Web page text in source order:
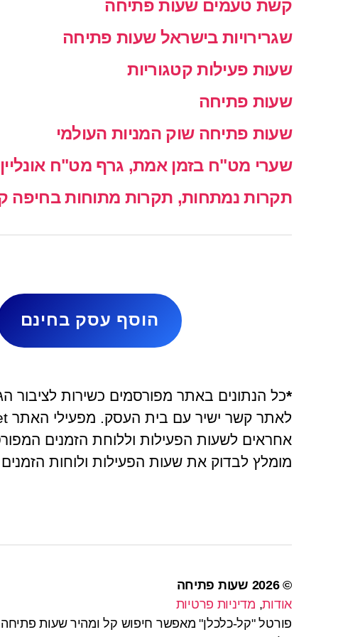
קשת טעמים שעות פתיחה
שגרירויות בישראל שעות פתיחה
שעות פעילות קטגוריות
שעות פתיחה
שעות פתיחה שוק המניות העולמי
שערי מט"ח בזמן אמת, גרף מט"ח אונליין
תקרות נמתחות, תקרות מתוחות בחיפה
הוסף עסק בחינם
*כל הנתונים באתר מפורסמים כשירות לציבור
אחראים לשעות הפעילות וללוחת הזמנים
מומלץ לבדוק את שעות הפעילות ולוחות הזמנים
© 2026
שעות פתיחה
אודות, מדיניות פרטיות
פורטל "קל-כלכלן" מאפשר חיפוש קל ומהיר שעות